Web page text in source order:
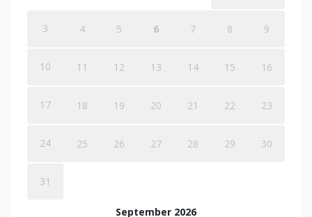
3 4 5 6 7 8 9
10 11 12 13 14 15 16
17 18 19 20 21 22 23
24 25 26 27 28 29 30
31
September 2026